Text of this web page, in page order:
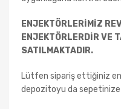
ENJEKTÖRLERİMİZ
ENJEKTÖRLERDİR VE
SATILMAKTADIR.
Lütfen sipariş ettiğiniz
depozitoyu da